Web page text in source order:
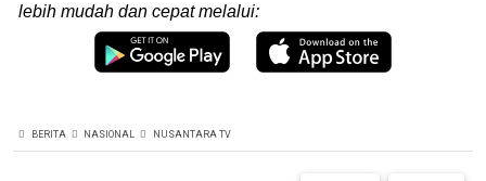
lebih mudah dan cepat melalui:
BERITA NASIONAL NUSANTARA TV